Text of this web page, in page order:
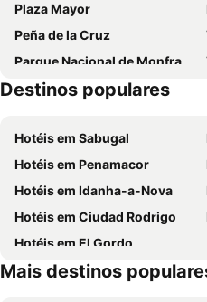
Plaza Mayor
Peña de la Cruz
Parque Nacional de Monfragüe
Las Hurdes
Barrio Judío
Casatejada
Destinos populares
Hotéis em Sabugal
Hotéis em Penamacor
Hotéis em Idanha-a-Nova
Hotéis em Ciudad Rodrigo
Hotéis em El Gordo
Mais destinos